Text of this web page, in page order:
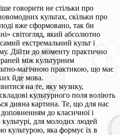
говорити не стільки про
культах, скільки про
вже сформовано, так би
світогляд, який абсолютно
екстремальний культ і
Дійти до моменту практично
між культурним
магічною практикою, що має
йде мова.
на те, яку музику,
культурного поля воліють
дивна картина. Те, що для нас
до класичної і
культурі, для молодих людей
культурою, яка формує їх в